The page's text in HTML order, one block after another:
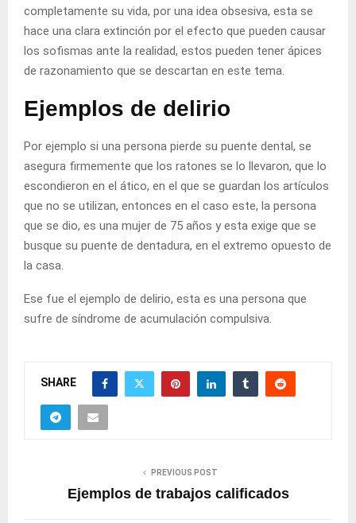
completamente su vida, por una idea obsesiva, esta se
hace una clara extinción por el efecto que pueden causar
los sofismas ante la realidad, estos pueden tener ápices
de razonamiento que se descartan en este tema.
Ejemplos de delirio
Por ejemplo si una persona pierde su puente dental, se
asegura firmemente que los ratones se lo llevaron, que lo
escondieron en el ático, en el que se guardan los artículos
que no se utilizan, entonces en el caso este, la persona
que se dio, es una mujer de 75 años y esta exige que se
busque su puente de dentadura, en el extremo opuesto de
la casa.
Ese fue el ejemplo de delirio, esta es una persona que
sufre de síndrome de acumulación compulsiva.
SHARE
PREVIOUS POST
Ejemplos de trabajos calificados